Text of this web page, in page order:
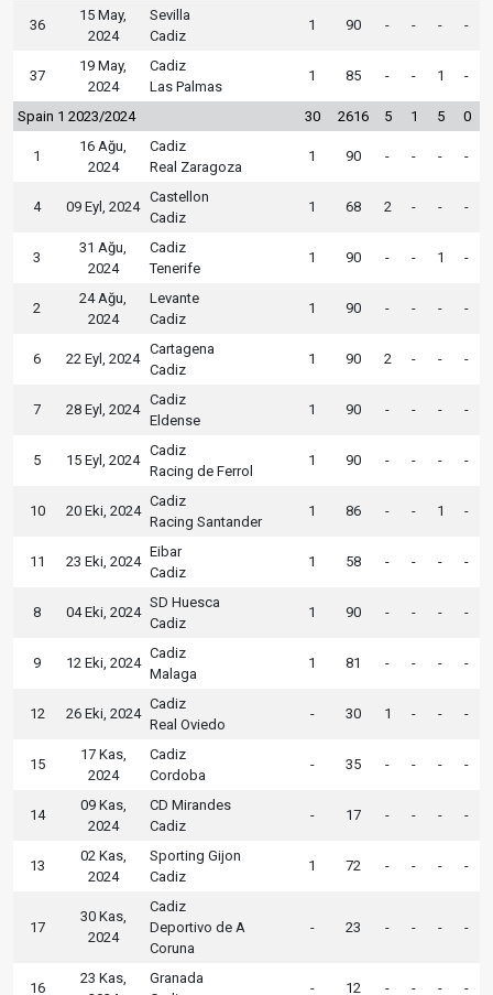
36
15 May,
2024
Sevilla
Cadiz
1 90 - - - -
37
19 May,
2024
Cadiz
Las Palmas
1 85 - - 1 -
Spain 1 2023/2024 30 2616 5 1 5 0
1
16 Ağu,
2024
Cadiz
Real Zaragoza
1 90 - - - -
4 09 Eyl, 2024
Castellon
Cadiz
1 68 2 - - -
3
31 Ağu,
2024
Cadiz
Tenerife
1 90 - - 1 -
2
24 Ağu,
2024
Levante
Cadiz
1 90 - - - -
6 22 Eyl, 2024
Cartagena
Cadiz
1 90 2 - - -
7 28 Eyl, 2024
Cadiz
Eldense
1 90 - - - -
5 15 Eyl, 2024
Cadiz
Racing de Ferrol
1 90 - - - -
10 20 Eki, 2024
Cadiz
Racing Santander
1 86 - - 1 -
11 23 Eki, 2024
Eibar
Cadiz
1 58 - - - -
8 04 Eki, 2024
SD Huesca
Cadiz
1 90 - - - -
9 12 Eki, 2024
Cadiz
Malaga
1 81 - - - -
12 26 Eki, 2024
Cadiz
Real Oviedo
- 30 1 - - -
15
17 Kas,
2024
Cadiz
Cordoba
- 35 - - - -
14
09 Kas,
2024
CD Mirandes
Cadiz
- 17 - - - -
13
02 Kas,
2024
Sporting Gijon
Cadiz
1 72 - - - -
17
30 Kas,
2024
Cadiz
Deportivo de A
Coruna
- 23 - - - -
16
23 Kas,
Granada
- 12 - - - -